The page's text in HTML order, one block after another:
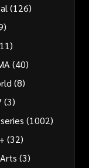
(126)
(40)
(8)
(3)
(1002)
(32)
(3)